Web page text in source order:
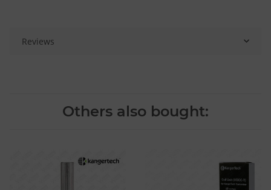
Reviews
Others also bought: